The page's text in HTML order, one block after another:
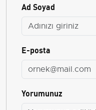
Ad Soyad
E-posta
Yorumunuz